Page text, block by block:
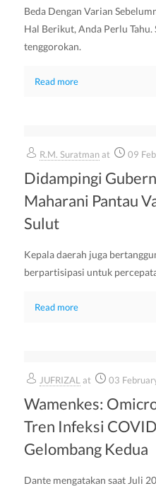
Beda Dengan Varian
Hal Berikut, Anda Perlu Tahu.
tenggorokan.
Read more
R.M. Suratman at 09
Didampingi
Maharani Pantau
Sulut
Kepala daerah juga
berpartisipasi untuk
Read more
JUFRIZAL at 03
Wamenkes:
Tren Infeksi
Gelombang Kedua
Dante mengatakan saat Juli